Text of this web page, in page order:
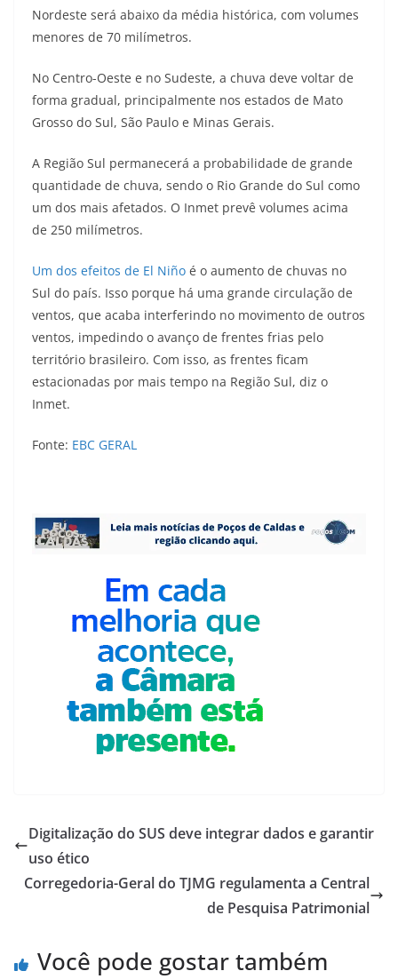
Nordeste será abaixo da média histórica, com volumes
menores de 70 milímetros.
No Centro-Oeste e no Sudeste, a chuva deve voltar de
forma gradual, principalmente nos estados de Mato
Grosso do Sul, São Paulo e Minas Gerais.
A Região Sul permanecerá a probabilidade de grande
quantidade de chuva, sendo o Rio Grande do Sul como
um dos mais afetados. O Inmet prevê volumes acima
de 250 milímetros.
Um dos efeitos de El Niño é o aumento de chuvas no
Sul do país. Isso porque há uma grande circulação de
ventos, que acaba interferindo no movimento de outros
ventos, impedindo o avanço de frentes frias pelo
território brasileiro. Com isso, as frentes ficam
estacionadas por mais tempo na Região Sul, diz o
Inmet.
Fonte: EBC GERAL
Digitalização do SUS deve integrar dados e garantir
uso ético
Corregedoria-Geral do TJMG regulamenta a Central
de Pesquisa Patrimonial
Você pode gostar também